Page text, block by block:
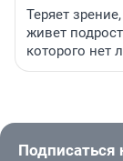
Теряет
живет
которого нет
Подписаться